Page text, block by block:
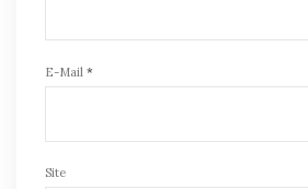
E-Mail *
Site